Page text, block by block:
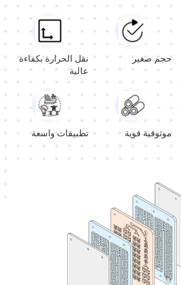
حجم صغير
نقل الحرارة بكفاءة
عالية
موثوقية قوية تطبيقات واسعة